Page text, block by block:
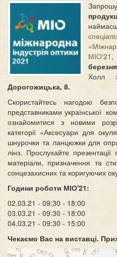
МІО'21 ,
Холл
Дорогожицька, 8.
Скористайтесь нагодою
представниками української
ознайомитися з новими
категорії «Аксесуари для
шнурочки та ланцюжки для
лінз. Прослухайте
матеріали, призначення та
сонцезахисних та коригуючих
Години роботи МІО'21:
02.03.21 - 09:30 - 18:00
03.03.21 - 09:30 - 18:00
04.03.21 - 09:30 - 15:00
Чекаємо Вас на виставці.